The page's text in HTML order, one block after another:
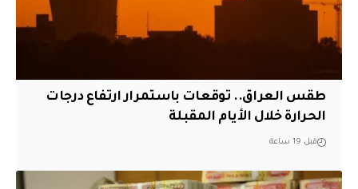
طقس العراق.. توقعات باستمرار ارتفاع درجات
الحرارة خلال الأيام المقبلة
قبل 19 ساعة